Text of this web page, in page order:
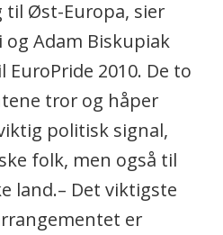
Øst-Europa, sier
og Adam Biskupiak
2010. De to
tror og håper
politisk signal,
folk, men også til
land.– Det viktigste
er